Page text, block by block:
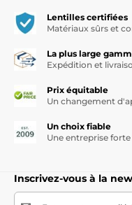
Lentilles certifiées
Matériaux sûrs et
La plus large
Expédition et
Prix équitable
Un changement
Un choix fiable
Une entreprise
Inscrivez-vous à la